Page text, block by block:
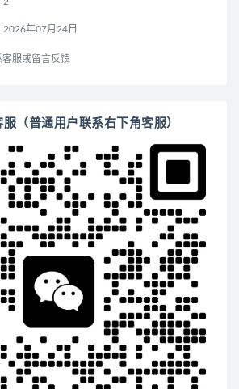
2026年07月24日
客服或留言反馈
（普通用户联系右下角客服）